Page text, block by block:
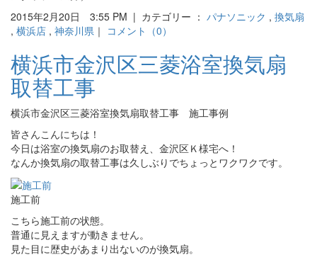
2015年2月20日 3:55 PM | カテゴリー ： パナソニック , 換気扇
, 横浜店 , 神奈川県 ｜ コメント（0）
横浜市金沢区三菱浴室換気扇
取替工事
横浜市金沢区三菱浴室換気扇取替工事 施工事例
皆さんこんにちは！
今日は浴室の換気扇のお取替え、金沢区Ｋ様宅へ！
なんか換気扇の取替工事は久しぶりでちょっとワクワクです。
施工前
こちら施工前の状態。
普通に見えますが動きません。
見た目に歴史があまり出ないのが換気扇。